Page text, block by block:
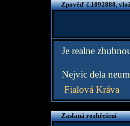
Zpověď č.1092888,
Je realne
Nejvic dela
Fialová Kráva
Zaslaná rozhřešení